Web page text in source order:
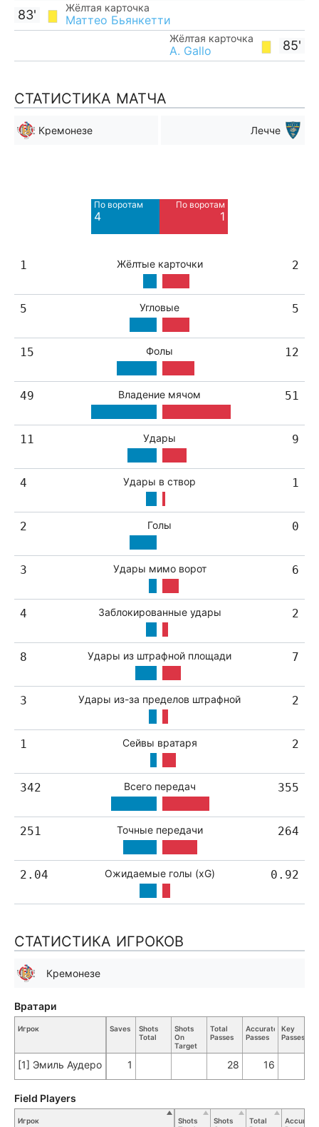
Жёлтая карточка
Маттео Бьянкетти
83'
85'
Жёлтая карточка
A. Gallo
СТАТИСТИКА МАТЧА
Кремонезе Лечче
По воротам
4
По воротам
1
1 Жёлтые карточки 2
5 Угловые 5
15 Фолы 12
49 Владение мячом 51
11 Удары 9
4 Удары в створ 1
2 Голы 0
3 Удары мимо ворот 6
4 Заблокированные удары 2
8 Удары из штрафной площади 7
3 Удары из-за пределов штрафной 2
1 Сейвы вратаря 2
342 Всего передач 355
251 Точные передачи 264
2.04 Ожидаемые голы (xG) 0.92
СТАТИСТИКА ИГРОКОВ
Кремонезе
Игрок Saves
Shots
Total
Shots
On
Target
Total
Passes
Accurate
Passes
Key
Passes
[1] Эмиль Аудеро 1 28 16
Вратари
Игрок
Shots
Shots
Total
Accurate
Field Players